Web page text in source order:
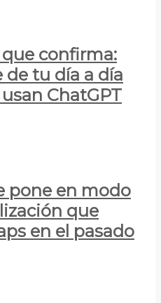
que confirma:
de tu día a día
ChatGPT
pone en modo
que
en el pasado